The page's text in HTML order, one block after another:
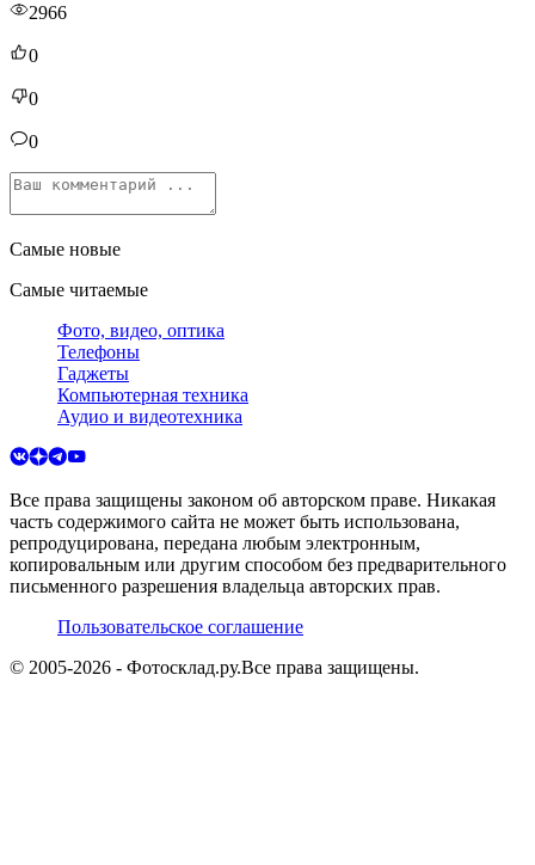
2966
0
0
0
Самые новые
Самые читаемые
Фото, видео, оптика
Телефоны
Гаджеты
Компьютерная техника
Аудио и видеотехника
Все права защищены законом об авторском праве. Никакая
часть содержимого сайта не может быть использована,
репродуцирована, передана любым электронным,
копировальным или другим способом без предварительного
письменного разрешения владельца авторских прав.
Пользовательское соглашение
© 2005-2026 - Фотосклад.ру.Все права защищены.